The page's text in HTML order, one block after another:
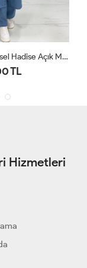
Şule Kahverengi
TL
Hizmetleri